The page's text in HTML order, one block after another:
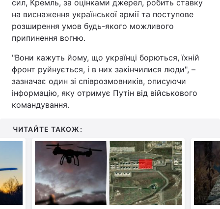
сил, Кремль, за оцінками джерел, робить ставку
на виснаження української армії та поступове
розширення умов будь-якого можливого
припинення вогню.
"Вони кажуть йому, що українці борються, їхній
фронт руйнується, і в них закінчилися люди", –
зазначає один зі співрозмовників, описуючи
інформацію, яку отримує Путін від військового
командування.
ЧИТАЙТЕ ТАКОЖ: